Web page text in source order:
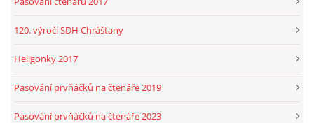
120. výročí SDH Chrášťany
Heligonky 2017
Pasování prvňáčků na čtenáře 2019
Pasování prvňáčků na čtenáře 2023